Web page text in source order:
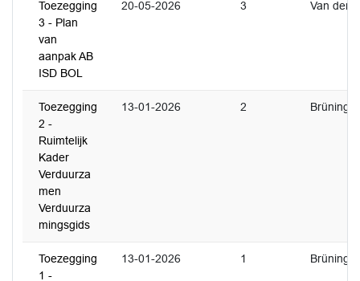
Toezegging
3 - Plan
van
aanpak AB
ISD BOL
20-05-2026 3 Van der
Toezegging
2 -
Ruimtelijk
Kader
Verduurza
men
Verduurza
mingsgids
13-01-2026 2 Brüning
Toezegging
1 -
13-01-2026 1 Brüning